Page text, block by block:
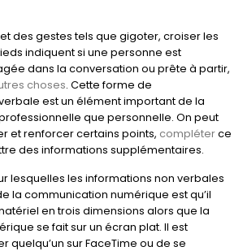
des gestes tels que gigoter, croiser les
indiquent si une personne est
dans la conversation ou prête à partir,
choses. Cette forme de
est un élément important de la
que personnelle. On peut
et renforcer certains points, compléterce
des informations supplémentaires.
lesquelles les informations non verbales
la communication numérique est qu’il
en trois dimensions alors que la
se fait sur un écran plat. Il est
quelqu’un sur FaceTime ou de se